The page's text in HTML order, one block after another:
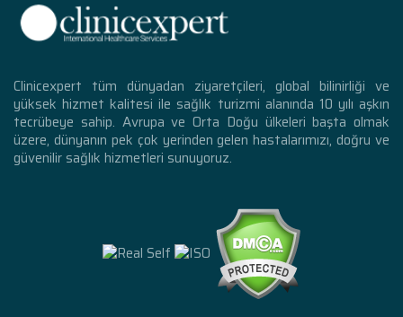
Clinicexpert tüm dünyadan ziyaretçileri, global bilinirliği ve
yüksek hizmet kalitesi ile sağlık turizmi alanında 10 yılı aşkın
tecrübeye sahip. Avrupa ve Orta Doğu ülkeleri başta olmak
üzere, dünyanın pek çok yerinden gelen hastalarımızı, doğru ve
güvenilir sağlık hizmetleri sunuyoruz.